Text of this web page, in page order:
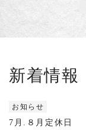
新着情報
お知らせ
7月.８月定休日